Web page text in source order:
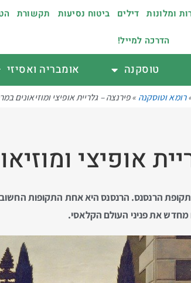
ומלונות דילים ביטוח נסיעות תקשורת
הדרכה למייל!
טוסקנה אומבריה ואסיזי
רומא וטוסקנה »פירנצה – גלריית אופיצי ומוזיאונים
אופיצי
הרנסנס. הרנסנס היא אחת התקופות
מחדש את פניני העולם הקלאסי.